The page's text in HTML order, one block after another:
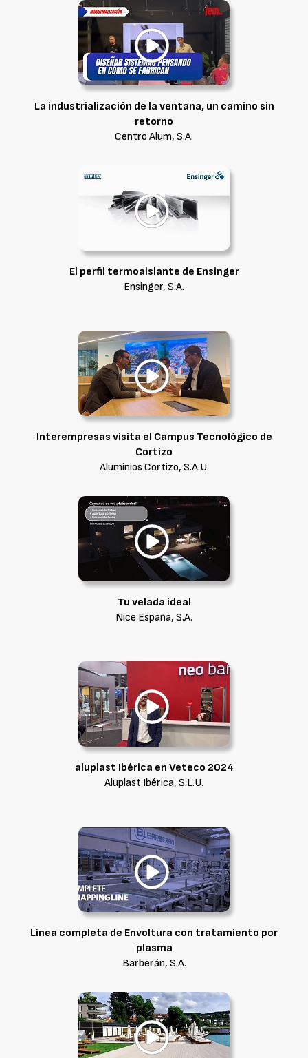
La industrialización de la ventana, un camino sin
retorno
Centro Alum, S.A.
El perfil termoaislante de Ensinger
Ensinger, S.A.
Interempresas visita el Campus Tecnológico de
Cortizo
Aluminios Cortizo, S.A.U.
Tu velada ideal
Nice España, S.A.
aluplast Ibérica en Veteco 2024
Aluplast Ibérica, S.L.U.
Línea completa de Envoltura con tratamiento por
plasma
Barberán, S.A.